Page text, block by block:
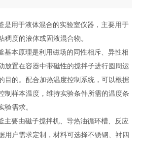
是用于液体混合的实验室仪器，主要用于
稠度的液体或固液混合物。
基本原理是利用磁场的同性相斥、异性相
放置在容器中带磁性的搅拌子进行圆周运
目的。配合加热温度控制系统，可以根据
制样本温度，维持实验条件所需的温度条
验需求。
主要由磁子搅拌机、导热油循环槽、反应
用户需求定制，材料可选择不锈钢、衬四